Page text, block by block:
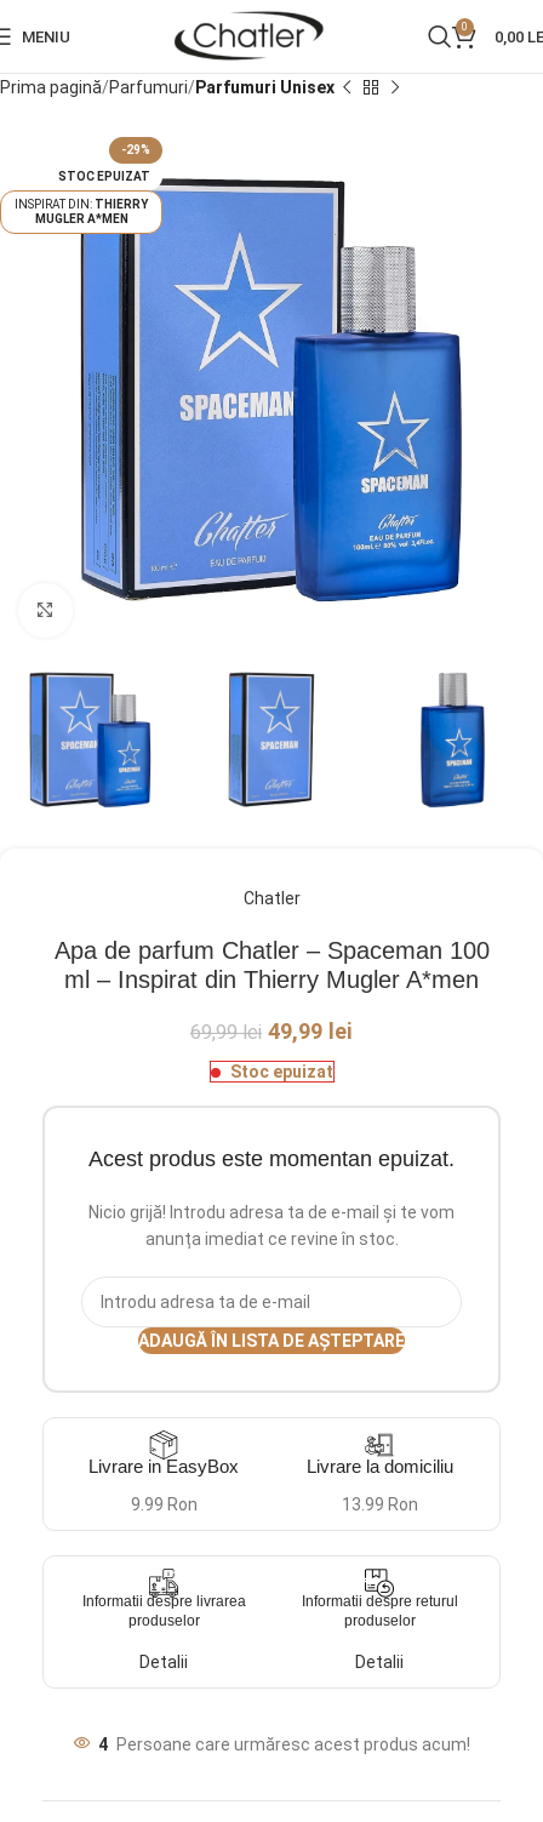
MENIU
0
0,00
Prima pagină Parfumuri Parfumuri Unisex
-29%
STOC EPUIZAT
THIERRY
MUGLER A*MEN
Chatler
Apa de parfum Chatler – Spaceman 100
ml – Inspirat din Thierry Mugler A*men
69,99lei 49,99 lei
Stoc epuizat
Acest produs este momentan epuizat.
Nicio grijă! Introdu adresa ta de e-mail și te vom
anunța imediat ce revine în stoc.
ADAUGĂ ÎN LISTA DE AȘTEPTARE
Livrare in EasyBox
9.99 Ron
Livrare la domiciliu
13.99 Ron
Informatii despre livrarea
produselor
Detalii
Informatii despre returul
produselor
Detalii
4 Persoane care urmăresc acest produs acum!